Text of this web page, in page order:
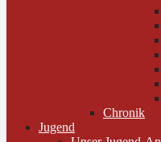
Chronik
Jugend